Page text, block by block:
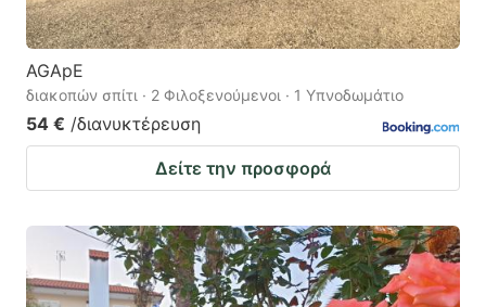
AGApE
διακοπών σπίτι · 2 Φιλοξενούμενοι · 1 Υπνοδωμάτιο
54 € /διανυκτέρευση
Δείτε την προσφορά